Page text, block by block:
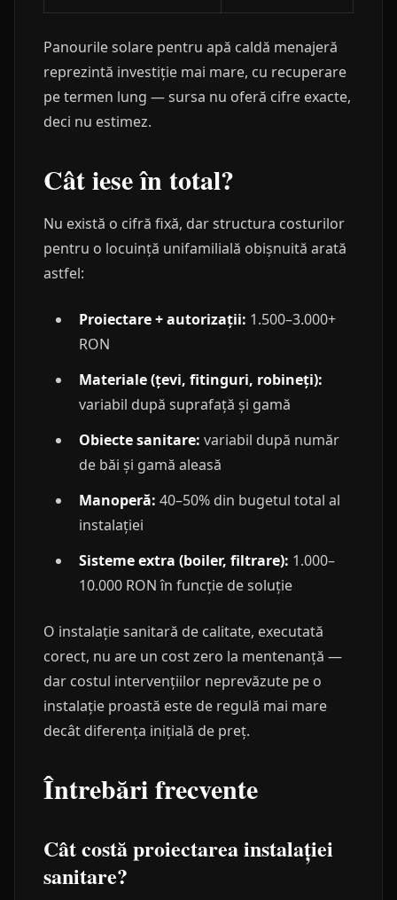
Panourile solare pentru apă caldă menajeră
reprezintă investiție mai mare, cu recuperare
pe termen lung — sursa nu oferă cifre exacte,
deci nu estimez.
Cât iese în total?
Nu există o cifră fixă, dar structura costurilor
pentru o locuință unifamilială obișnuită arată
astfel:
Proiectare + autorizații: 1.500–3.000+
RON
Materiale (țevi, fitinguri, robineți):
variabil după suprafață și gamă
Obiecte sanitare: variabil după număr
de băi și gamă aleasă
Manoperă: 40–50% din bugetul total al
instalației
Sisteme extra (boiler, filtrare): 1.000–
10.000 RON în funcție de soluție
O instalație sanitară de calitate, executată
corect, nu are un cost zero la mentenanță —
dar costul intervențiilor neprevăzute pe o
instalație proastă este de regulă mai mare
decât diferența inițială de preț.
Întrebări frecvente
Cât costă proiectarea instalației
sanitare?